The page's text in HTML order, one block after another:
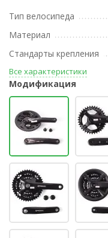
Тип велосипеда
Материал
Стандарты крепления
Все характеристики
Модификация